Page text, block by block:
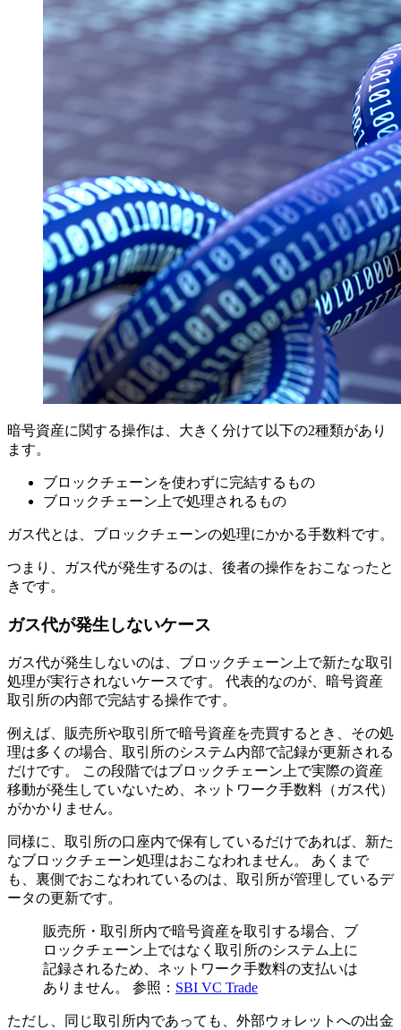
暗号資産に関する操作は、大きく分けて以下の2種類があり
ます。
ブロックチェーンを使わずに完結するもの
ブロックチェーン上で処理されるもの
ガス代とは、ブロックチェーンの処理にかかる手数料です。
つまり、ガス代が発生するのは、後者の操作をおこなったと
きです。
ガス代が発生しないケース
ガス代が発生しないのは、ブロックチェーン上で新たな取引
処理が実行されないケースです。 代表的なのが、暗号資産
取引所の内部で完結する操作です。
例えば、販売所や取引所で暗号資産を売買するとき、その処
理は多くの場合、取引所のシステム内部で記録が更新される
だけです。 この段階ではブロックチェーン上で実際の資産
移動が発生していないため、ネットワーク手数料（ガス代）
がかかりません。
同様に、取引所の口座内で保有しているだけであれば、新た
なブロックチェーン処理はおこなわれません。 あくまで
も、裏側でおこなわれているのは、取引所が管理しているデ
ータの更新です。
販売所・取引所内で暗号資産を取引する場合、ブ
ロックチェーン上ではなく取引所のシステム上に
記録されるため、ネットワーク手数料の支払いは
ありません。 参照： SBI VC Trade
ただし、同じ取引所内であっても、外部ウォレットへの出金